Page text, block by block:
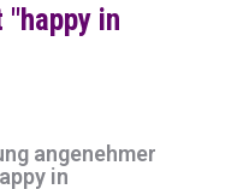
"happy in
angenehmer
in